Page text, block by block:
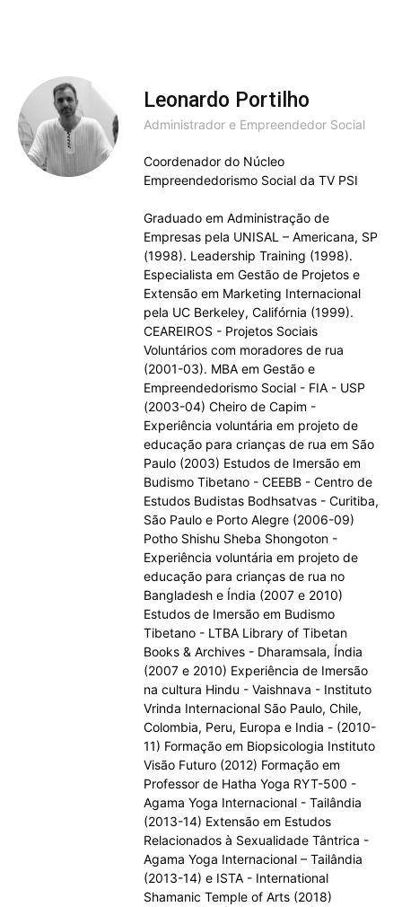
Leonardo Portilho
Administrador e Empreendedor Social
Coordenador do Núcleo
Empreendedorismo Social da TV PSI
Graduado em Administração de
Empresas pela UNISAL – Americana, SP
(1998). Leadership Training (1998).
Especialista em Gestão de Projetos e
Extensão em Marketing Internacional
pela UC Berkeley, Califórnia (1999).
CEAREIROS - Projetos Sociais
Voluntários com moradores de rua
(2001-03). MBA em Gestão e
Empreendedorismo Social - FIA - USP
(2003-04) Cheiro de Capim -
Experiência voluntária em projeto de
educação para crianças de rua em São
Paulo (2003) Estudos de Imersão em
Budismo Tibetano - CEEBB - Centro de
Estudos Budistas Bodhsatvas - Curitiba,
São Paulo e Porto Alegre (2006-09)
Potho Shishu Sheba Shongoton -
Experiência voluntária em projeto de
educação para crianças de rua no
Bangladesh e Índia (2007 e 2010)
Estudos de Imersão em Budismo
Tibetano - LTBA Library of Tibetan
Books & Archives - Dharamsala, Índia
(2007 e 2010) Experiência de Imersão
na cultura Hindu - Vaishnava - Instituto
Vrinda Internacional São Paulo, Chile,
Colombia, Peru, Europa e India - (2010-
11) Formação em Biopsicologia Instituto
Visão Futuro (2012) Formação em
Professor de Hatha Yoga RYT-500 -
Agama Yoga Internacional - Tailândia
(2013-14) Extensão em Estudos
Relacionados à Sexualidade Tântrica -
Agama Yoga Internacional – Tailândia
(2013-14) e ISTA - International
Shamanic Temple of Arts (2018)